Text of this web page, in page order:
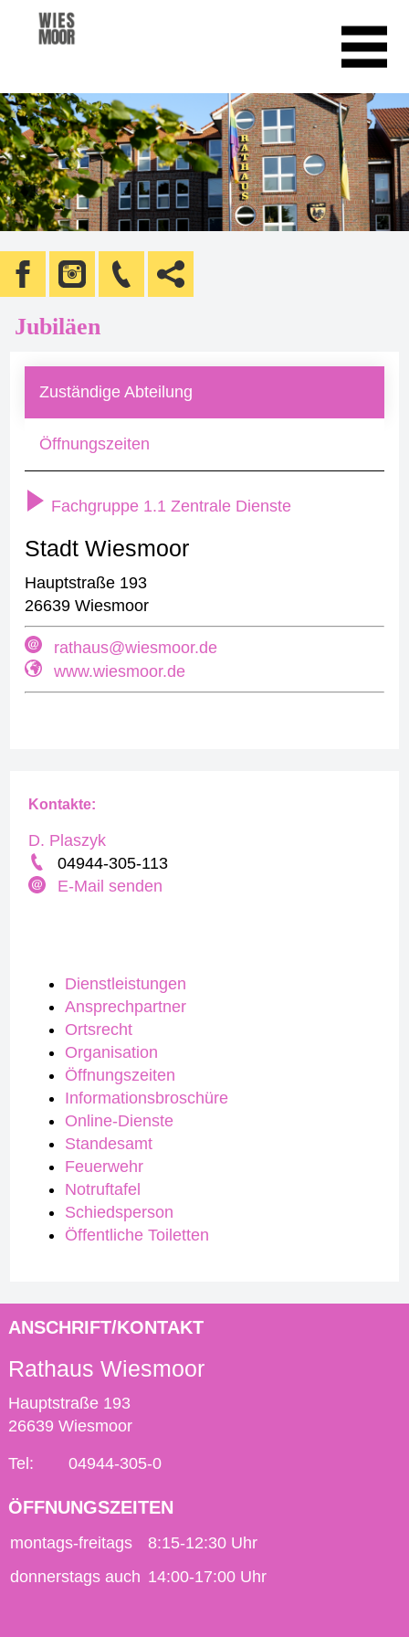
Jubiläen
Zuständige Abteilung
Öffnungszeiten
Fachgruppe 1.1 Zentrale Dienste
Stadt Wiesmoor
Hauptstraße 193
26639 Wiesmoor
rathaus@wiesmoor.de
www.wiesmoor.de
Dienstleistungen
Ansprechpartner
Ortsrecht
Organisation
Öffnungszeiten
Informationsbroschüre
Online-Dienste
Standesamt
Feuerwehr
Notruftafel
Schiedsperson
Öffentliche Toiletten
Kontakte:
D. Plaszyk
04944-305-113
E-Mail senden
ANSCHRIFT/KONTAKT
Rathaus Wiesmoor
Hauptstraße 193
26639 Wiesmoor
Tel: 04944-305-0
ÖFFNUNGSZEITEN
montags-freitags
8:15-12:30 Uhr
donnerstags auch 14:00-17:00 Uhr